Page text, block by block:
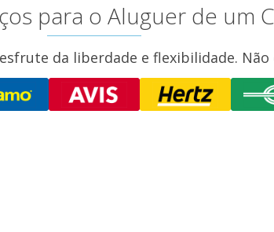
para o Aluguer de um
da liberdade e flexibilidade.